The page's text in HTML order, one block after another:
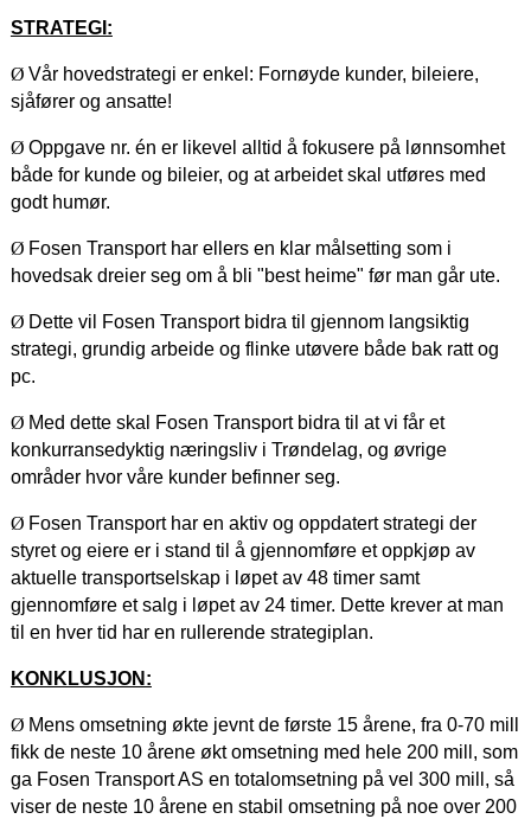
STRATEGI:
Ø Vår hovedstrategi er enkel: Fornøyde kunder, bileiere,
sjåfører og ansatte!
Ø Oppgave nr. én er likevel alltid å fokusere på lønnsomhet
både for kunde og bileier, og at arbeidet skal utføres med
godt humør.
Ø Fosen Transport har ellers en klar målsetting som i
hovedsak dreier seg om å bli "best heime" før man går ute.
Ø Dette vil Fosen Transport bidra til gjennom langsiktig
strategi, grundig arbeide og flinke utøvere både bak ratt og
pc.
Ø Med dette skal Fosen Transport bidra til at vi får et
konkurransedyktig næringsliv i Trøndelag, og øvrige
områder hvor våre kunder befinner seg.
Ø Fosen Transport har en aktiv og oppdatert strategi der
styret og eiere er i stand til å gjennomføre et oppkjøp av
aktuelle transportselskap i løpet av 48 timer samt
gjennomføre et salg i løpet av 24 timer. Dette krever at man
til en hver tid har en rullerende strategiplan.
KONKLUSJON:
Ø Mens omsetning økte jevnt de første 15 årene, fra 0-70 mill
fikk de neste 10 årene økt omsetning med hele 200 mill, som
ga Fosen Transport AS en totalomsetning på vel 300 mill, så
viser de neste 10 årene en stabil omsetning på noe over 200